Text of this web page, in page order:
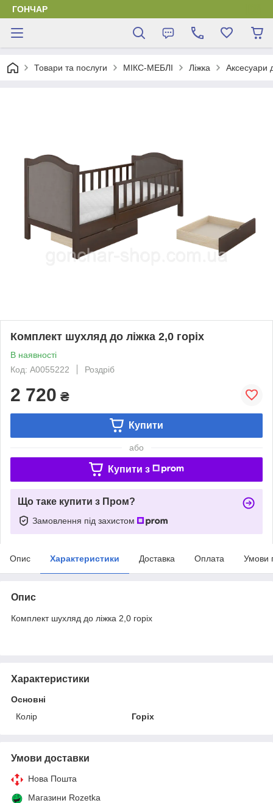
ГОНЧАР
Товари та послуги МІКС-МЕБЛІ Ліжка Аксесуари
Комплект шухляд до ліжка 2,0 горіх
В наявності
Код: А0055222
Роздріб
2 720 ₴
Купити
або
Купити з
Що таке купити з Пром?
Замовлення під захистом
Опис Характеристики Доставка Оплата Умови
Опис
Комплект шухляд до ліжка 2,0 горіх
Характеристики
Основні
Колір
Горіх
Умови доставки
Нова Пошта
Магазини Rozetka